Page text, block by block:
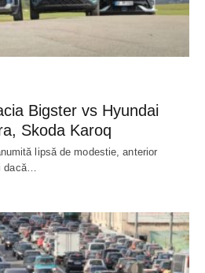
Bigster vs Hyundai
Skoda Karoq
lipsă de modestie, anterior